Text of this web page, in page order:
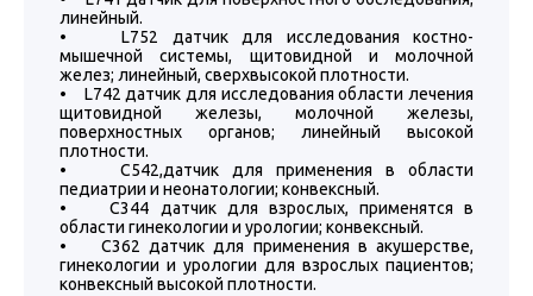
линейный.
• L752 датчик для исследования костно-
мышечной системы, щитовидной и молочной
желез; линейный, сверхвысокой плотности.
• L742 датчик для исследования области лечения
щитовидной железы, молочной железы,
поверхностных органов; линейный высокой
плотности.
• C542,датчик для применения в области
педиатрии и неонатологии; конвексный.
• С344 датчик для взрослых, применятся в
области гинекологии и урологии; конвексный.
• C362 датчик для применения в акушерстве,
гинекологии и урологии для взрослых пациентов;
конвексный высокой плотности.